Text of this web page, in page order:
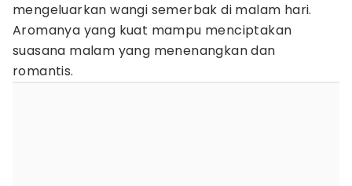
mengeluarkan wangi semerbak di malam hari.
Aromanya yang kuat mampu menciptakan
suasana malam yang menenangkan dan
romantis.